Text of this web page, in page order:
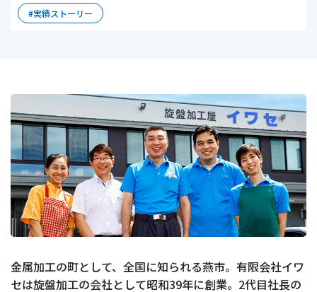
#実績ストーリー
金属加工の町として、全国に知られる燕市。有限会社イワ
セは旋盤加工の会社として昭和39年に創業。2代目社長の